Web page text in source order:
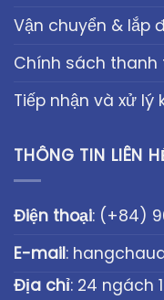
Vận chuyển & lắp
Chính sách thanh
Tiếp nhận và xử lý
THÔNG TIN LIÊN
Điện thoại: (+84)
E-mail:
Địa chỉ: 24 ngách